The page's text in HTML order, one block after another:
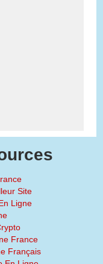
Site
Ligne
France
Français